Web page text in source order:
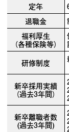
定年
退職金
福利厚生
（各種保険等）
研修制度
新卒採用実績
（過去3年間）
新卒離職者数
(過去3年間)